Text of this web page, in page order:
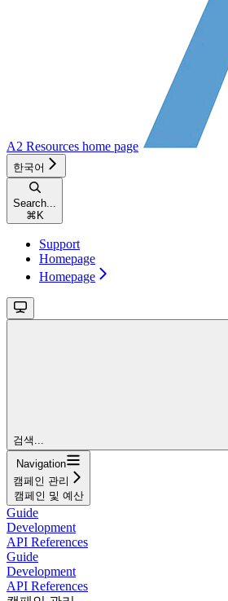
A2 Resources home page
한국어
Search...
⌘ K
Support
Homepage
Homepage
검색...
Navigation
캠페인 관리
캠페인 및 예산
Guide
Development
API References
Guide
Development
API References